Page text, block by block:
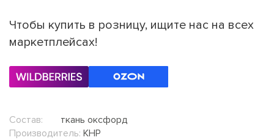
Чтобы купить в розницу, ищите нас на всех
маркетплейсах!
Состав:
ткань оксфорд
Производитель: КНР